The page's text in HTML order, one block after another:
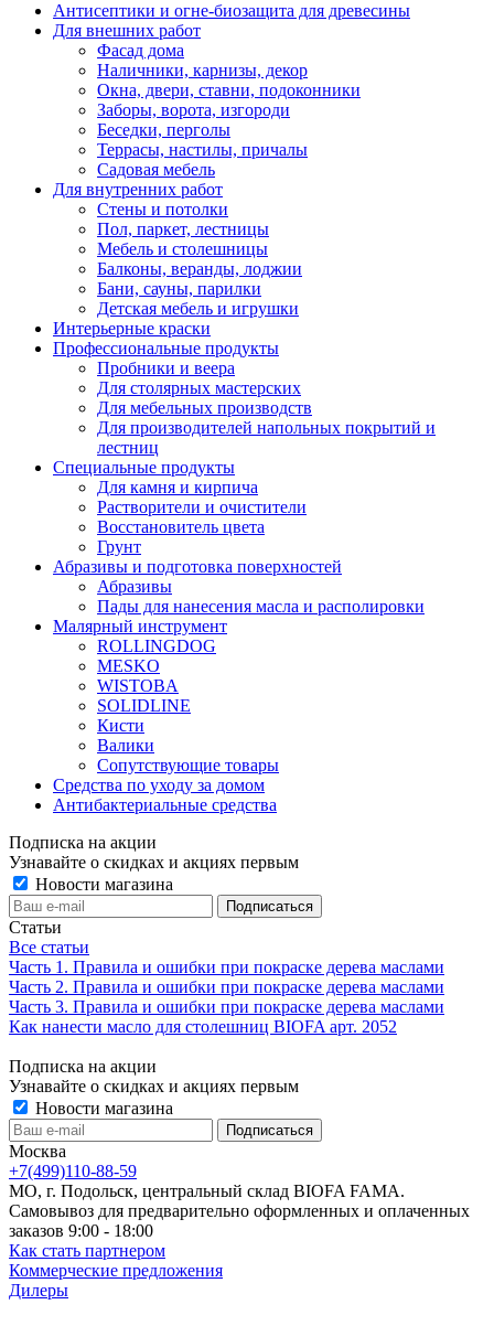
Антисептики и огне-биозащита для древесины
Для внешних работ
Фасад дома
Наличники, карнизы, декор
Окна, двери, ставни, подоконники
Заборы, ворота, изгороди
Беседки, перголы
Террасы, настилы, причалы
Садовая мебель
Для внутренних работ
Стены и потолки
Пол, паркет, лестницы
Мебель и столешницы
Балконы, веранды, лоджии
Бани, сауны, парилки
Детская мебель и игрушки
Интерьерные краски
Профессиональные продукты
Пробники и веера
Для столярных мастерских
Для мебельных производств
Для производителей напольных покрытий и
лестниц
Специальные продукты
Для камня и кирпича
Растворители и очистители
Восстановитель цвета
Грунт
Абразивы и подготовка поверхностей
Абразивы
Пады для нанесения масла и располировки
Малярный инструмент
ROLLINGDOG
MESKO
WISTOBA
SOLIDLINE
Кисти
Валики
Сопутствующие товары
Средства по уходу за домом
Антибактериальные средства
Подписка на акции
Узнавайте о скидках и акциях первым
Новости магазина
Статьи
Все статьи
Часть 1. Правила и ошибки при покраске дерева маслами
Часть 2. Правила и ошибки при покраске дерева маслами
Часть 3. Правила и ошибки при покраске дерева маслами
Как нанести масло для столешниц BIOFA арт. 2052
Подписка на акции
Узнавайте о скидках и акциях первым
Новости магазина
Москва
+7(499)110-88-59
МО, г. Подольск, центральный склад BIOFA FAMA.
Самовывоз для предварительно оформленных и оплаченных
заказов 9:00 - 18:00
Как стать партнером
Коммерческие предложения
Дилеры